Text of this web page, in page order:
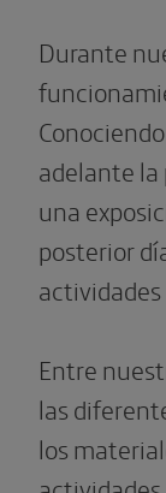
Durante
adelante
una
posterior
Entre
las
los